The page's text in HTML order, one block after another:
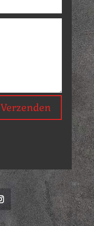
Verzenden